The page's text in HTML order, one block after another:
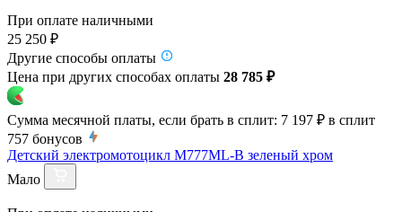
При оплате наличными
25 250 ₽
Другие способы оплаты
Цена при других способах оплаты 28 785 ₽
Сумма месячной платы, если брать в сплит: 7 197 ₽ в сплит
757 бонусов
Детский электромотоцикл M777ML-B зеленый хром
Мало